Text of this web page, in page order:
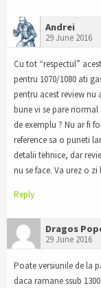
Andrei
29 June 2016
Cu tot “respectul”
pentru 1070/1080 ati
pentru acest review nu
bune vi se pare normal
de exemplu ? Nu ar fi
reference sa o puneti
detalii tehnice, dar
nu se face. Va urez o
Reply
Dragos
29 June 2016
Poate versiunile de la
daca ramane ssub